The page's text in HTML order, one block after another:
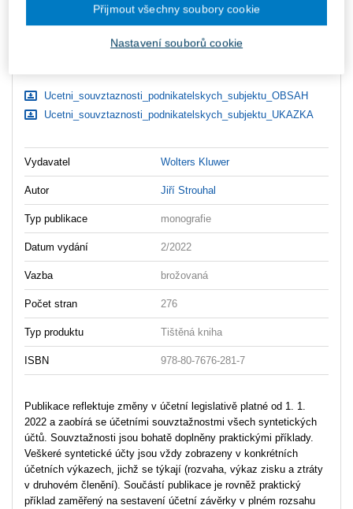
ks Vložit do košíku
Ceny jsou včetně DPH
Ucetni_souvztaznosti_podnikatelskych_subjektu_OBSAH
Ucetni_souvztaznosti_podnikatelskych_subjektu_UKAZKA
Vydavatel Wolters Kluwer
Autor Jiří Strouhal
Typ publikace monografie
Datum vydání 2/2022
Vazba brožovaná
Počet stran 276
Typ produktu Tištěná kniha
ISBN 978-80-7676-281-7
Publikace reflektuje změny v účetní legislativě platné od 1. 1.
2022 a zaobírá se účetními souvztažnostmi všech syntetických
účtů. Souvztažnosti jsou bohatě doplněny praktickými příklady.
Veškeré syntetické účty jsou vždy zobrazeny v konkrétních
účetních výkazech, jichž se týkají (rozvaha, výkaz zisku a ztráty
v druhovém členění). Součástí publikace je rovněž praktický
příklad zaměřený na sestavení účetní závěrky v plném rozsahu
Nastavení souborů cookie
Přijmout všechny soubory cookie